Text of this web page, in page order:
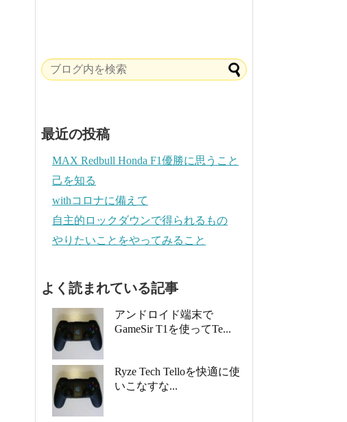
最近の投稿
MAX Redbull Honda F1優勝に思うこと
己を知る
withコロナに備えて
自主的ロックダウンで得られるもの
やりたいことをやってみること
よく読まれている記事
アンドロイド端末で
GameSir T1を使ってTe...
Ryze Tech Telloを快適に使
いこなすな...